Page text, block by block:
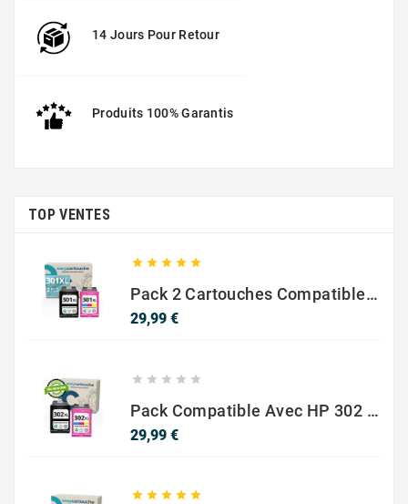
14 Jours Pour Retour
Produits 100% Garantis
TOP VENTES
    
Pack 2 Cartouches Compatible Avec HP 301 XL Noir Et Couleur
29,99 €Prix
    
Pack Compatible Avec HP 302 XL Noir Et Couleur - SANS NIVEAU ENCRE
29,99 €Prix
    